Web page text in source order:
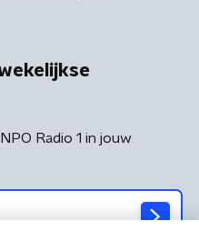
Radio 1 in jouw